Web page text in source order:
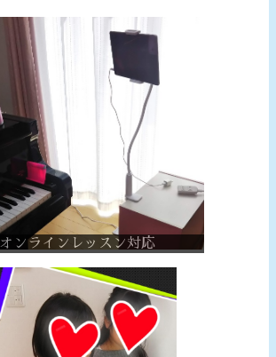
オンラインレッスン対応